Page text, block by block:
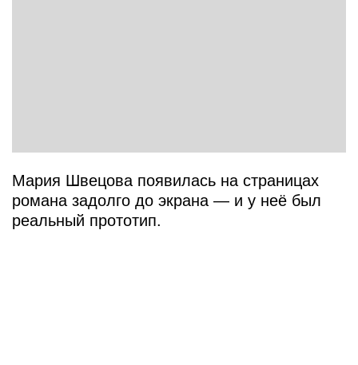
Мария Швецова появилась на страницах
романа задолго до экрана — и у неё был
реальный прототип.